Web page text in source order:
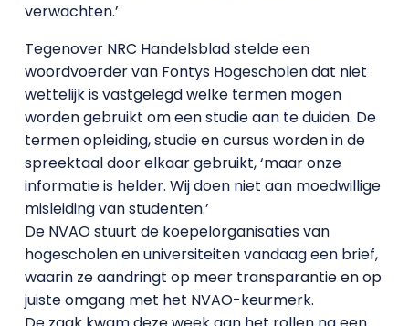
verwachten.’
Tegenover NRC Handelsblad stelde een
woordvoerder van Fontys Hogescholen dat niet
wettelijk is vastgelegd welke termen mogen
worden gebruikt om een studie aan te duiden. De
termen opleiding, studie en cursus worden in de
spreektaal door elkaar gebruikt, ‘maar onze
informatie is helder. Wij doen niet aan moedwillige
misleiding van studenten.’
De NVAO stuurt de koepelorganisaties van
hogescholen en universiteiten vandaag een brief,
waarin ze aandringt op meer transparantie en op
juiste omgang met het NVAO-keurmerk.